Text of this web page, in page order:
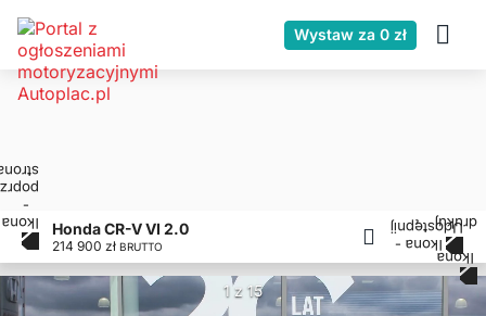
Wystaw za 0 zł
Honda CR-V VI 2.0
214 900 zł BRUTTO
1 z 15